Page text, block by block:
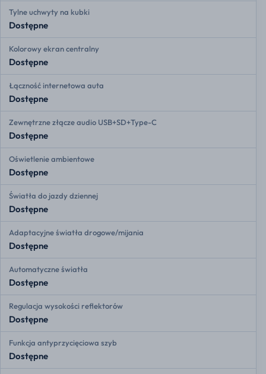
Tylne uchwyty na kubki
Dostępne
Kolorowy ekran centralny
Dostępne
Łączność internetowa auta
Dostępne
Zewnętrzne złącze audio USB+SD+Type-C
Dostępne
Oświetlenie ambientowe
Dostępne
Światła do jazdy dziennej
Dostępne
Adaptacyjne światła drogowe/mijania
Dostępne
Automatyczne światła
Dostępne
Regulacja wysokości reflektorów
Dostępne
Funkcja antyprzycięciowa szyb
Dostępne